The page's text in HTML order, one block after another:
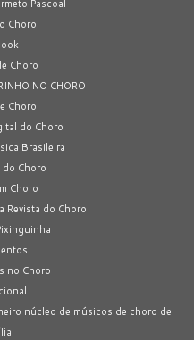
Pascoal
Choro
Choro
NO CHORO
Choro
do Choro
Brasileira
Choro
Choro
Revista do Choro
no Choro
núcleo de músicos de choro de